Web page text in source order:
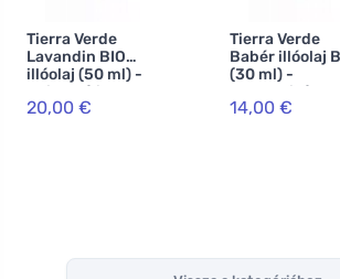
Tierra Verde
Lavandin BIO
illóolaj (50 ml) -
univerzális
kedvenc
20,00 €
Tierra Verde
Babér illóolaj
(30 ml) -
energetizál,
tisztítja a
14,00 €